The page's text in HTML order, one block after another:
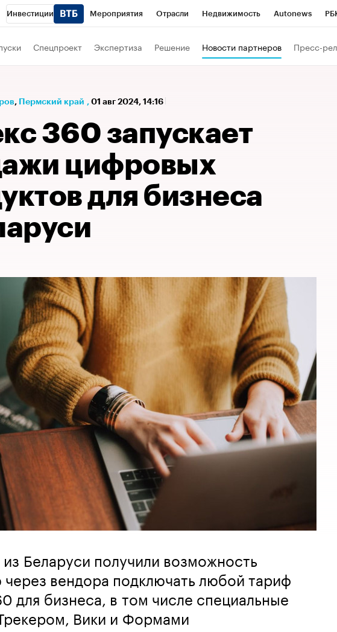
Инвестиции Мероприятия Отрасли Недвижимость Autonews
контрагентов
Спецпроект Экспертиза Решение Новости партнеров Пресс-
⁠, Пермский край , 01 авг 2024, 14:16
360 запускает
цифровых
для бизнеса
Беларуси получили возможность
вендора подключать любой тариф
для бизнеса, в том числе специальные
Вики и Формами